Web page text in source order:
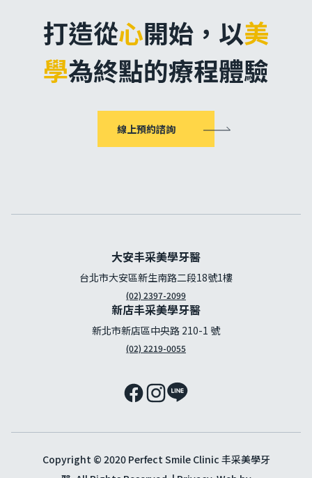
打造從心開始， 以美
學為終點的療程體驗
線上預約諮詢
大安丰采美學牙醫
台北市大安區新生南路二段18號1樓
(02) 2397-2099
新店丰采美學牙醫
新北市新店區中央路 210-1 號
(02) 2219-0055
Copyright © 2020 Perfect Smile Clinic 丰采美學牙